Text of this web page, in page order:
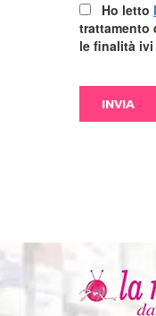
Ho letto
trattamento
le finalità